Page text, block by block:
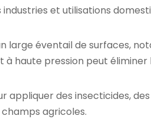
et utilisations
éventail de surfaces,
haute pression peut éliminer
des insecticides,
agricoles.